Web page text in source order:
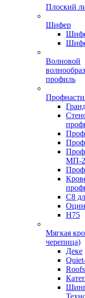
Плоский
Шифер
Волновой
профиль
МП-
С8
Н75
Мягкая
черепица)
Деке